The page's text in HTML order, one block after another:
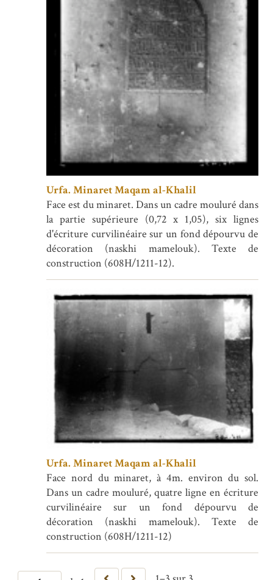
Urfa. Minaret Maqam al-Khalil
Face est du minaret. Dans un cadre mouluré dans
la partie supérieure (0,72 x 1,05), six lignes
d'écriture curvilinéaire sur un fond dépourvu de
décoration (naskhi mamelouk). Texte de
construction (608H/1211-12).
Urfa. Minaret Maqam al-Khalil
Face nord du minaret, à 4m. environ du sol.
Dans un cadre mouluré, quatre ligne en écriture
curvilinéaire sur un fond dépourvu de
décoration (naskhi mamelouk). Texte de
construction (608H/1211-12)